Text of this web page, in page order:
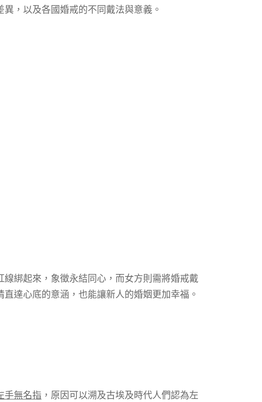
，以及各國婚戒的不同戴法與意義。
綁起來，象徵永結同心，而女方則需將婚戒戴
達心底的意涵，也能讓新人的婚姻更加幸福。
手無名指 ，原因可以溯及古埃及時代人們認為左